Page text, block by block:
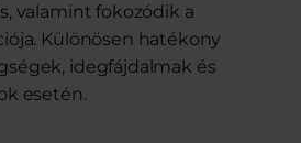
valamint fokozódik a
Különösen hatékony
idegfájdalmak és
esetén.